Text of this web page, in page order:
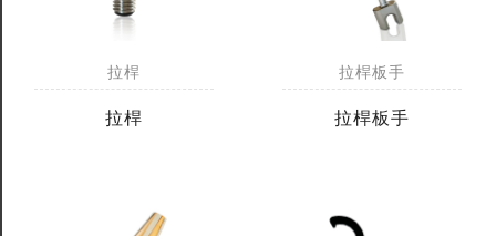
拉桿
拉桿
拉桿板手
拉桿板手